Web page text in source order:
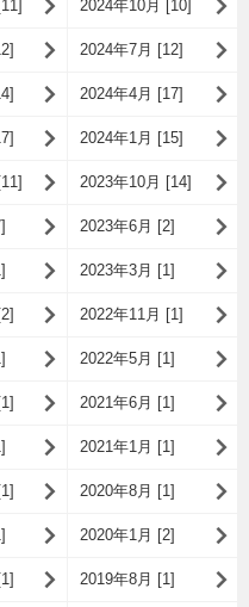
2024年10月 [10]
2024年7月 [12]
2024年4月 [17]
2024年1月 [15]
2023年10月 [14]
2023年6月 [2]
2023年3月 [1]
2022年11月 [1]
2022年5月 [1]
2021年6月 [1]
2021年1月 [1]
2020年8月 [1]
2020年1月 [2]
2019年8月 [1]